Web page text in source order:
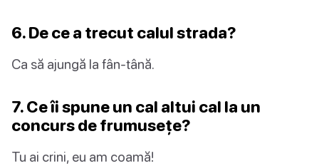
6. De ce a trecut calul strada?
Ca să ajungă la fân-tână.
7. Ce îi spune un cal altui cal la un
concurs de frumusețe?
Tu ai crini, eu am coamă!